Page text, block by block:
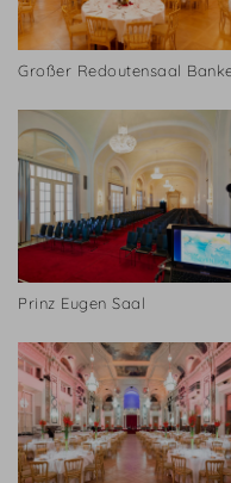
Großer Redoutensaal
Prinz Eugen Saal